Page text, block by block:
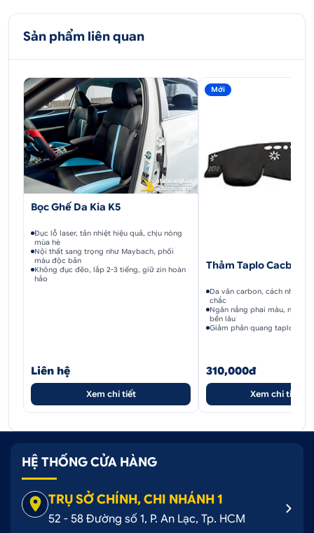
Sản phẩm liên quan
Bọc Ghế Da Kia K5
Đục lỗ laser, tản nhiệt hiệu quả, chịu nóng
mùa hè
Nội thất sang trọng như Maybach, phối
màu độc bản
Không đục đẽo, lắp 2-3 tiếng, giữ zin hoàn
hảo
Liên hệ
Xem chi tiết
Mới
Thảm Taplo Cacbon
Da vân carbon, cách nhiệt,
chắc
Ngăn nắng phai màu, nứt
bền lâu
Giảm phản quang taplo lên
310,000đ
Xem chi tiết
HỆ THỐNG CỬA HÀNG
TRỤ SỞ CHÍNH, CHI NHÁNH 1
52 - 58 Đường số 1, P. An Lạc, Tp. HCM